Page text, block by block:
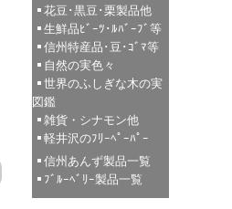
花豆･黒豆･栗製品他
生鮮品ﾋﾞｰﾂ･ﾙﾊﾞｰﾌﾞ等
信州特産品･豆･ｺﾞﾏ等
自然の実色々
世界のふしぎな木の実
図鑑
雑貨・シナモン他
軽井沢のﾌﾘｰﾍﾟｰﾊﾟｰ
信州あんず製品一覧
ﾌﾞﾙｰﾍﾞﾘｰ製品一覧